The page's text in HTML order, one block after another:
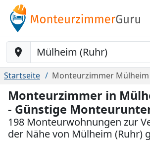
Baustelle-Location
Startseite Monteurzimmer Mülheim
Monteurzimmer in
- Günstige
198 Monteurwohnungen zur
der Nähe von Mülheim (Ruhr)